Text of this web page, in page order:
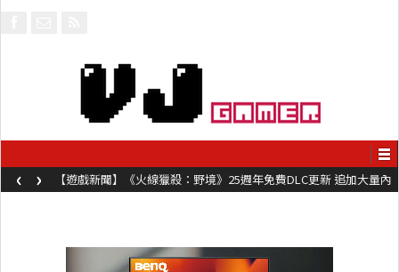
【遊戲新聞】《火線獵殺：野境》25週年免費DLC更新 追加大量內
容同時系舊作限時超平價折扣
‹ ›